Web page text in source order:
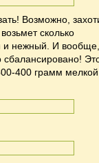
Возможно,
сколько
и нежный. И
400 грамм мелкой